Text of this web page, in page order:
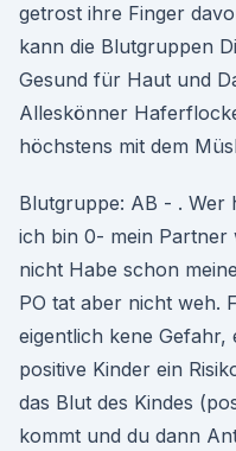
getrost ihre Finger
kann die Blutgruppen
Gesund für Haut und
Alleskönner
höchstens mit dem
Blutgruppe: AB - . Wer
ich bin 0- mein Partner
nicht Habe schon
PO tat aber nicht weh.
eigentlich kene
positive Kinder ein
das Blut des Kindes
kommt und du dann